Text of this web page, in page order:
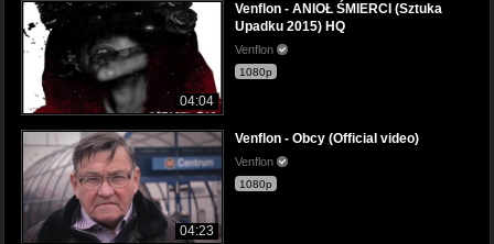
04:04
Venflon - ANIOŁ ŚMIERCI (Sztuka
Upadku 2015) HQ
Venflon
1080p
04:23
Venflon - Obcy (Official video)
Venflon
1080p